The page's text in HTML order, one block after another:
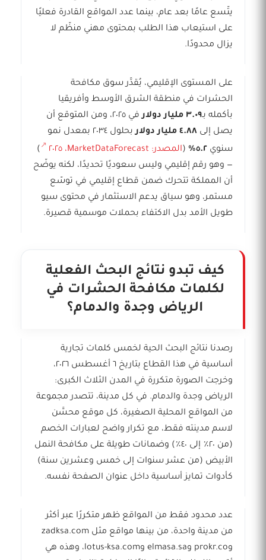
يتّسع عامًا بعد عام، بينما عدد المواقع القادرة فعليًا
على استيعاب هذا الطلب بمحتوى مهني منظّم لا
يزال محدودًا.
على المستوى الإقليمي، يُقدَّر سوق مكافحة
الحشرات في منطقة الشرق الأوسط وأفريقيا
بأكمله بـ٣.٠٩ مليار دولار
في ٢٠٢٥، ومن المتوقع أن
يصل إلى ٤.٨٨ مليار دولار
بحلول ٢٠٣٤ بمعدل نمو
سنوي ٥.٢٪ (المصدر: MarketDataForecast، ٢٠٢٥
)
— وهو رقم إقليمي وليس سعوديًا تحديدًا، لكنه يوضّح
أن المملكة تتحرك ضمن قطاع إقليمي في توسّع
مستمر، وهو سياق يدعم الاستثمار في محتوى سيو
طويل الأمد بدل الاكتفاء بحملات موسمية قصيرة.
كيف تبدو نتائج البحث الفعلية
لكلمات مكافحة الحشرات في
الرياض وجدة والدمام؟
رصدنا نتائج البحث الحية لخمس كلمات تجارية
أساسية في هذا القطاع بتاريخ ٦ أغسطس ٢٠٢٦،
وخرجت الصورة متكررة في المدن الثلاث الكبرى:
الرياض وجدة والدمام. في كل مدينة، تتصدر مجموعة
من المواقع المحلية الصغيرة، كل موقع محسَّن
لاسم مدينته فقط، مع تكرار واضح لعبارات الخصم
(من ٢٠٪ إلى ٤٠٪) وضمانات طويلة على مكافحة النمل
الأبيض (من عشر سنوات إلى خمس وعشرين سنة)
كأدوات تمايز أساسية داخل عنوان الصفحة نفسه.
عدد محدود فقط من المواقع ظهر متكررًا عبر أكثر
من مدينة واحدة، من بينها مواقع مثل zadksa.com
وprokr.co وelmasa.sa وlotus-ksa.com، وهذه هي